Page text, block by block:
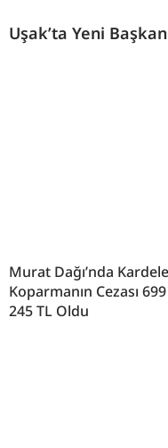
Uşak’ta Yeni
Murat Dağı’nda
Koparmanın Cezası
245 TL Oldu